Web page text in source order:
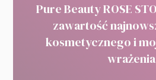
Pure Beauty ROSE
zawartość
kosmetycznego i
wrażenia